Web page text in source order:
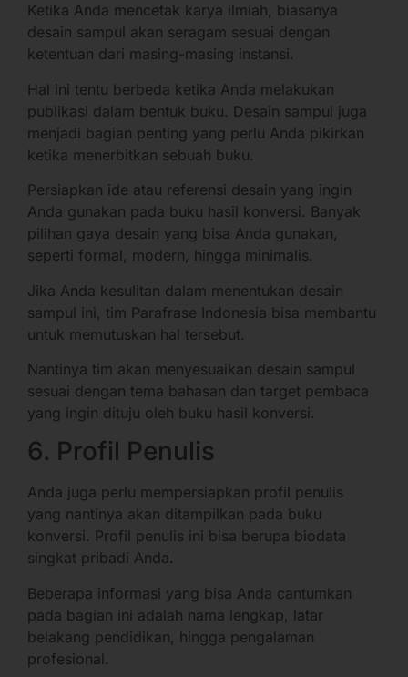
Ketika Anda mencetak karya ilmiah, biasanya
desain sampul akan seragam sesuai dengan
ketentuan dari masing-masing instansi.
Hal ini tentu berbeda ketika Anda melakukan
publikasi dalam bentuk buku. Desain sampul juga
menjadi bagian penting yang perlu Anda pikirkan
ketika menerbitkan sebuah buku.
Persiapkan ide atau referensi desain yang ingin
Anda gunakan pada buku hasil konversi. Banyak
pilihan gaya desain yang bisa Anda gunakan,
seperti formal, modern, hingga minimalis.
Jika Anda kesulitan dalam menentukan desain
sampul ini, tim Parafrase Indonesia bisa membantu
untuk memutuskan hal tersebut.
Nantinya tim akan menyesuaikan desain sampul
sesuai dengan tema bahasan dan target pembaca
yang ingin dituju oleh buku hasil konversi.
6. Profil Penulis
Anda juga perlu mempersiapkan profil penulis
yang nantinya akan ditampilkan pada buku
konversi. Profil penulis ini bisa berupa biodata
singkat pribadi Anda.
Beberapa informasi yang bisa Anda cantumkan
pada bagian ini adalah nama lengkap, latar
belakang pendidikan, hingga pengalaman
profesional.